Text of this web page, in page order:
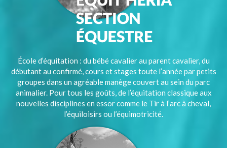
École d’équitation : du bébé cavalier au parent cavalier, du
débutant au confirmé, cours et stages toute l’année par petits
groupes dans un agréable manège couvert au sein du parc
animalier. Pour tous les goûts, de l’équitation classique aux
nouvelles disciplines en essor comme le Tir à l’arc à cheval,
l’équiloisirs ou l’équimotricité.